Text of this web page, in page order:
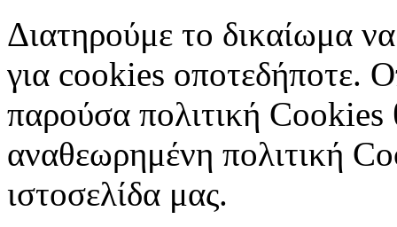
Διατηρούμε το δικαίωμα
για cookies οποτεδήποτε.
παρούσα πολιτική
αναθεωρημένη πολιτική
ιστοσελίδα μας.